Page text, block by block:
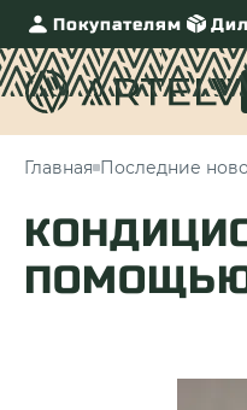
Покупателям
Главная Последние
ПОМОЩЬЮ